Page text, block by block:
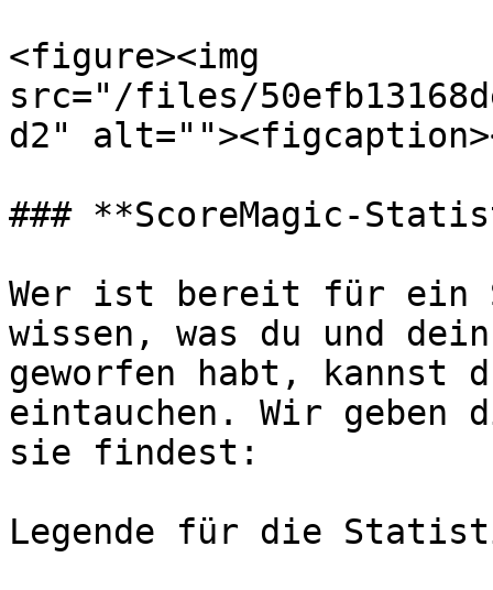
<figure><img
src="/files/
d2"
### **ScoreMagic-
Wer ist bereit für ein
wissen, was du und
geworfen habt,
eintauchen. Wir geben
sie findest:
Legende für die